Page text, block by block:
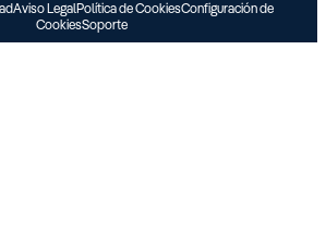
Aviso LegalPolítica de CookiesConfiguración de
CookiesSoporte